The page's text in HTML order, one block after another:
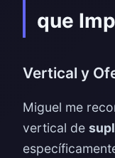
que
Vertical y
Miguel me
vertical de